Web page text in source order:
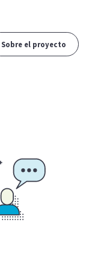
Sobre el proyecto